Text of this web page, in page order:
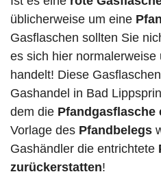
üblicherweise um eine
Gasflaschen sollten Sie
es sich hier normalerweise
handelt! Diese
Gashandel in Bad
dem die Pfandgasflasche
Vorlage des Pfandbelegs
Gashändler die entrichtete
zurückerstatten!